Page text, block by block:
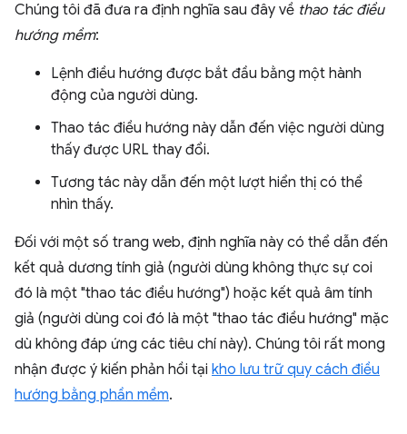
Chúng tôi đã đưa ra định nghĩa sau đây về thao tác điều
hướng mềm:
Lệnh điều hướng được bắt đầu bằng một hành
động của người dùng.
Thao tác điều hướng này dẫn đến việc người dùng
thấy được URL thay đổi.
Tương tác này dẫn đến một lượt hiển thị có thể
nhìn thấy.
Đối với một số trang web, định nghĩa này có thể dẫn đến
kết quả dương tính giả (người dùng không thực sự coi
đó là một "thao tác điều hướng") hoặc kết quả âm tính
giả (người dùng coi đó là một "thao tác điều hướng" mặc
dù không đáp ứng các tiêu chí này). Chúng tôi rất mong
nhận được ý kiến phản hồi tại kho lưu trữ quy cách điều
hướng bằng phần mềm.